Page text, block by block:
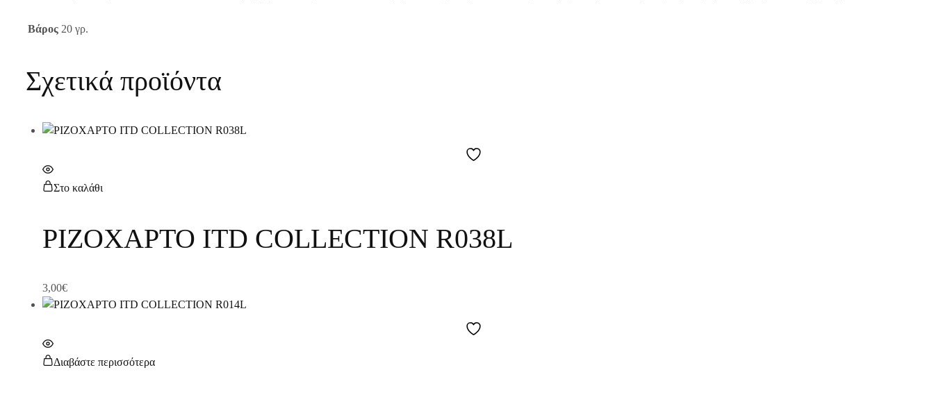
Βάρος 20 γρ.
Σχετικά προϊόντα
Στο καλάθι
ΡΙΖΟΧΑΡΤΟ ITD COLLECTION R038L
3,00€
Διαβάστε περισσότερα